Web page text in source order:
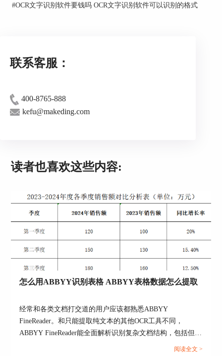
图二：设置PDF转Excel表格的保留格式
心意的表格，在内容上，它和纯文本形式的转换有
所不同，PDF转Excel的详细设置更多的是注重表格
置，其中包括设置页眉和页脚、将数字值转换为数
字、为每页创作单独表格等等，我们可以看到，在
15更加注重的是对于表格的调整，这样也极大地提
高了表格的直观性。
图三：使用ABBYYFinereader 15软件对PDF转Excel
#OCR文字识别软件要钱吗 OCR文字识别软件可以识别的格式
联系客服：
400-8765-888
kefu@makeding.com
读者也喜欢这些内容:
怎么用ABBYY识别表格 ABBYY表格数据怎么提取
经常和各类文档打交道的用户应该都熟悉ABBYY
FineReader。和只能提取纯文本的其他OCR工具不同，
ABBYY FineReader能全面解析识别复杂文档结构，包括但不
限于表格数据、手写内容、图片，还能保留文档的原始结
阅读全文 >